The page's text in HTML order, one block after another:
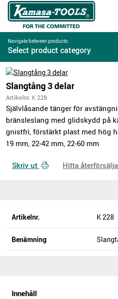
Navigate between products:
Select product category
Slangtång 3 delar
Artikelnr. K 228
Självlåsande tänger för
bränsleslang med glidskydd på
gnistfri, förstärkt plast med hög
19 mm, 22-42 mm, 22-60 mm
Skriv ut Hitta
Artikelnr. K 228
Benämning
Innehåll